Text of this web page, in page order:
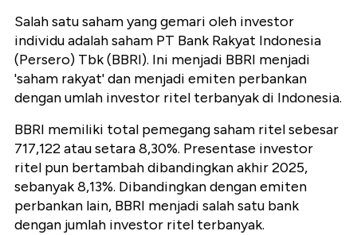
Salah satu saham yang gemari oleh investor
individu adalah saham PT Bank Rakyat Indonesia
(Persero) Tbk (BBRI). Ini menjadi BBRI menjadi
'saham rakyat' dan menjadi emiten perbankan
dengan umlah investor ritel terbanyak di Indonesia.
BBRI memiliki total pemegang saham ritel sebesar
717,122 atau setara 8,30%. Presentase investor
ritel pun bertambah dibandingkan akhir 2025,
sebanyak 8,13%. Dibandingkan dengan emiten
perbankan lain, BBRI menjadi salah satu bank
dengan jumlah investor ritel terbanyak.